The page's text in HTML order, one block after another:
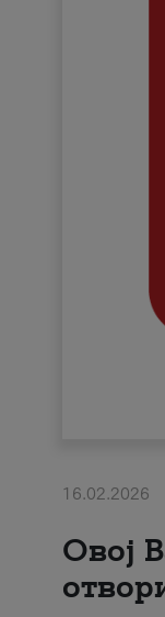
16.02.2026
Овој